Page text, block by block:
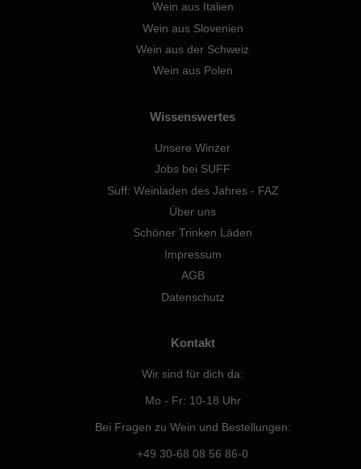
Wein aus Italien
Wein aus Slovenien
Wein aus der Schweiz
Wein aus Polen
Wissenswertes
Unsere Winzer
Jobs bei SUFF
Suff: Weinladen des Jahres - FAZ
Über uns
Schöner Trinken Läden
Impressum
AGB
Datenschutz
Kontakt
Wir sind für dich da:
Mo - Fr: 10-18 Uhr
Bei Fragen zu Wein und Bestellungen:
+49 30-68 08 56 86-0